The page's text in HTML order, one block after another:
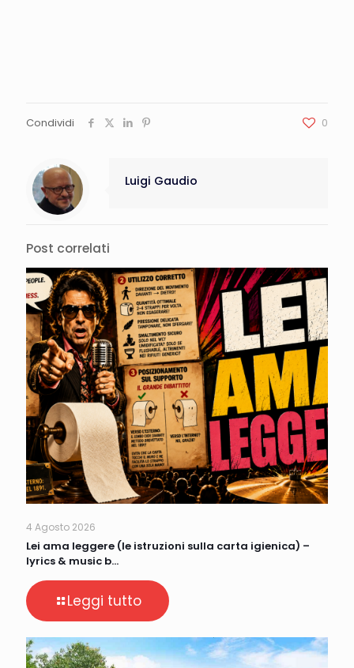
Condividi 0
Luigi Gaudio
Post correlati
4 Agosto 2026
Lei ama leggere (le istruzioni sulla carta igienica) –
lyrics & music b…
Leggi tutto